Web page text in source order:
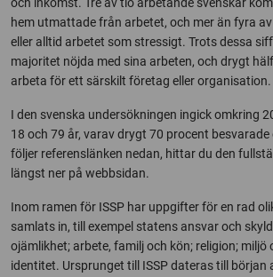
hem utmattade från arbetet, och mer än fyra
eller alltid arbetet som stressigt. Trots dessa
majoritet nöjda med sina arbeten, och drygt
arbeta för ett särskilt företag eller organisation.
I den svenska undersökningen ingick omkring
18 och 79 år, varav drygt 70 procent besvarade
följer referenslänken nedan, hittar du den
längst ner på webbsidan.
Inom ramen för ISSP har uppgifter för en rad
samlats in, till exempel statens ansvar och
ojämlikhet; arbete, familj och kön; religion; miljö
identitet. Ursprunget till ISSP dateras till början